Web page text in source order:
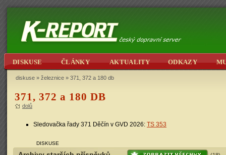
DISKUSE ČLÁNKY AKTUALITY ODKAZY
diskuse » železnice » 371, 372 a 180 db
371, 372 a 180 DB
dolů
Sledovačka řady 371 Děčín v GVD 2026: TS 353
DISKUSE